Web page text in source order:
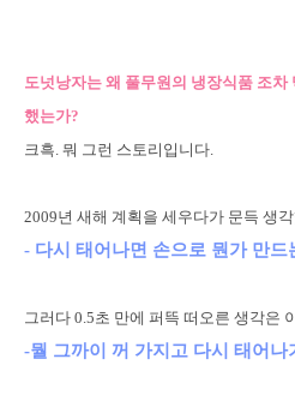
도넛낭자는 왜 풀무원의 냉장식품 조
했는가?
크흑. 뭐 그런 스토리입니다.
2009년 새해 계획을 세우다가 문득 생
- 다시 태어나면 손으로 뭔가 만드
그러다 0.5초 만에 퍼뜩 떠오른 생각은
-뭘 그까이 꺼 가지고 다시 태어나